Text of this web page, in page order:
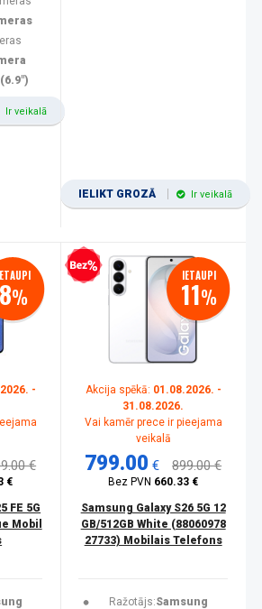
Ir veikalā
IELIKT GROZĀ Ir veikalā
8%
-
€
€
FE 5G
Mobil
Bezprocentu kredīts IETAUPI
11%
Akcija spēkā: 01.08.2026. -
31.08.2026.
Vai kamēr prece ir pieejama
veikalā
799.00 € 899.00 €
Bez PVN 660.33 €
Samsung Galaxy S26 5G 12
GB/512GB White (88060978
27733) Mobilais Telefons
Ražotājs:Samsung